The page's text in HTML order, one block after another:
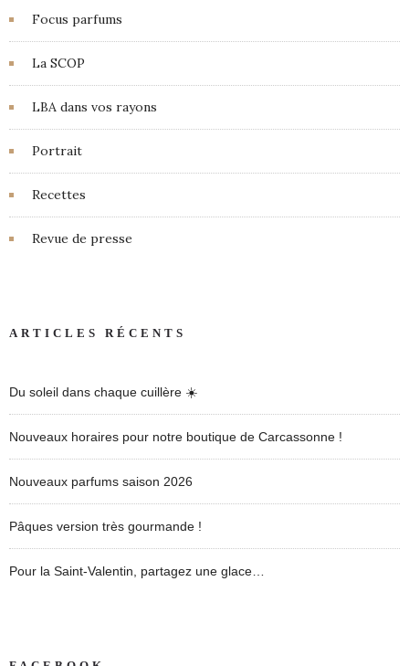
Focus parfums
La SCOP
LBA dans vos rayons
Portrait
Recettes
Revue de presse
ARTICLES RÉCENTS
Du soleil dans chaque cuillère ☀️
Nouveaux horaires pour notre boutique de Carcassonne !
Nouveaux parfums saison 2026
Pâques version très gourmande !
Pour la Saint-Valentin, partagez une glace…